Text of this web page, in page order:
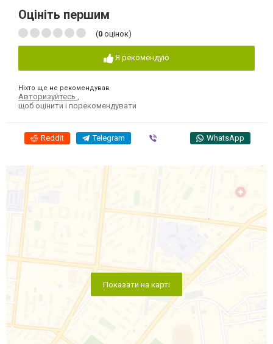
Оцініть першим
(0 оцінок)
Я рекомендую
Ніхто ще не рекомендував
Авторизуйтесь
щоб оцінити і порекомендувати
Reddit Telegram WhatsApp
Показати на карті